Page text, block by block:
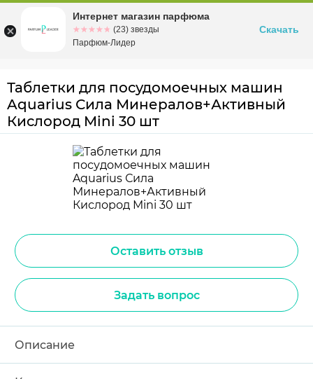
Омскул. Заозерная, 11, к. 1
Таблетки для посудомоечных машин
Aquarius Сила Минералов+Активный
Кислород Mini 30 шт
Оставить отзыв
Задать вопрос
Описание
Интернет магазин парфюма
☆☆☆☆☆
★★★★★ (23) звезды
Парфюм-Лидер
Скачать